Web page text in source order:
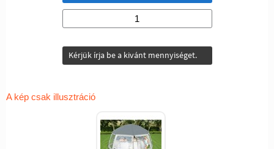
Kérjük írja be a kivánt mennyiséget.
A kép csak illusztráció